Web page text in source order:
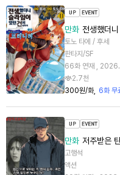
만화 전생했더니
토노 타에 / 후세
판타지/SF
66화 연재 ,
2.7천
300원/화
6화 무
만화 저주받은
고행석
액션